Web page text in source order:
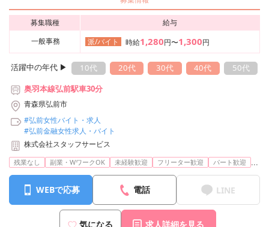
募集職種
給与
一般事務
派/バイト 時給1,280円〜1,300円
活躍中の年代 ▶︎ 10代 20代 30代 40代
50代
奥羽本線弘前駅車30分
青森県弘前市
#弘前女性バイト・求人
#弘前金融女性求人・バイト
株式会社スタッフサービス
残業なし 副業・WワークOK 未経験歓迎 フリーター歓迎 パート歓迎 ...
WEBで応募 電話 LINE
気になる 求人詳細を見る